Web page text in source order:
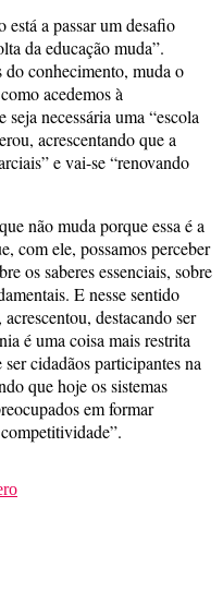
está a passar um desafio
da educação muda”.
conhecimento, muda o
acedemos à
necessária uma “escola
acrescentando que a
e vai-se “renovando
não muda porque essa é a
com ele, possamos perceber
os saberes essenciais, sobre
E nesse sentido
destacando ser
é uma coisa mais restrita
cidadãos participantes na
que hoje os sistemas
em formar